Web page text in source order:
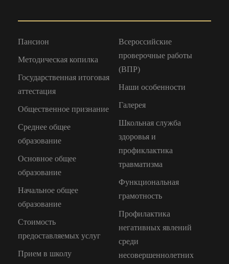
Пансион
Методическая копилка
Государственная итоговая
аттестация
Общественное признание
Среднее общее
образование
Основное общее
образование
Начальное общее
образование
Стоимость
предоставляемых услуг
Прием в школу
Всероссийские
проверочные работы
(ВПР)
Наши особенности
Галерея
Школьная служба
здоровья и
профиклактика
травматизма
Функциональная
грамотность
Профилактика
негативных явлений
среди
несовершеннолетних